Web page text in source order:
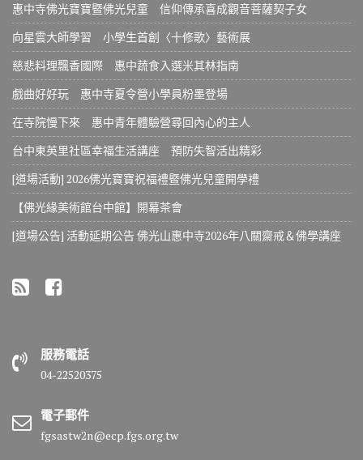
惠中寺佛光寶寶暨佛光兒童 信仰傳承喜成觀音菩薩契子女
向星雲大師學習 小學生首創〈十修歌〉藝術展
慈悲料理飄香國際 惠中蔬食入選米其林指南
戲曲好好玩 惠中寺夏令營小學員粉墨登場
在寺院慢下來 惠中青年體驗營尋回內心的主人
台中東英里社區幸福生活講座 預防失智活出精彩
[道場活動] 2026佛光寶寶祝福禮暨佛光兒童開學禮
【佛光緣美術館台中館】開幕茶會
[道場公告] 活動延期公告 佛光山惠中寺2026年八關齋戒＆佛學講座
服務電話
04-22520375
電子郵件
fgsastw2n@ecp.fgs.org.tw